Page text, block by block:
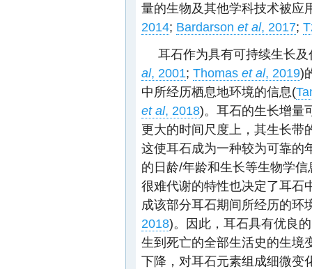
量的生物及其他学科技术被应
2014; Bardarson et al, 2017;
耳石作为具有可持续生长
al, 2001; Thomas et al, 2019)
中所经历栖息地环境的信息(
et al, 2018)。耳石的生长增量
更大的时间尺度上，其生长带
这使耳石成为一种较为可靠的
的日龄/年龄和生长等生物学信
很难代谢的特性也决定了耳石
成该部分耳石期间所经历的环
2018)。因此，耳石具有优良
生到死亡的全部生活史的生境
下降，对耳石元素组成细微变